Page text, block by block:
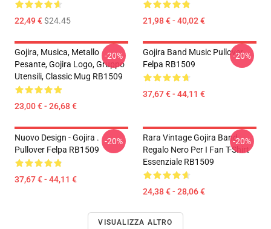
22,49 €$24.45 21,98 € - 40,02 €
Gojira, Musica, Metallo
Pesante, Gojira Logo, Gruppo
Utensili, Classic Mug RB1509
23,00 € - 26,68 €
-20%
Gojira Band Music Pullover
Felpa RB1509
37,67 € - 44,11 €
-20%
Nuovo Design - Gojira .
Pullover Felpa RB1509
37,67 € - 44,11 €
-20%
Rara Vintage Gojira Band
Regalo Nero Per I Fan T-Shirt
Essenziale RB1509
24,38 € - 28,06 €
-20%
VISUALIZZA ALTRO